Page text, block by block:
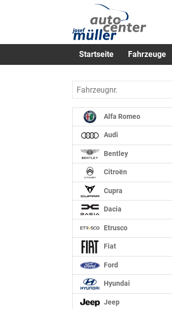
Startseite Fahrzeuge
Fahrzeugnr.
Alfa Romeo
Audi
Bentley
Citroën
Cupra
Dacia
Etrusco
Fiat
Ford
Hyundai
Jeep